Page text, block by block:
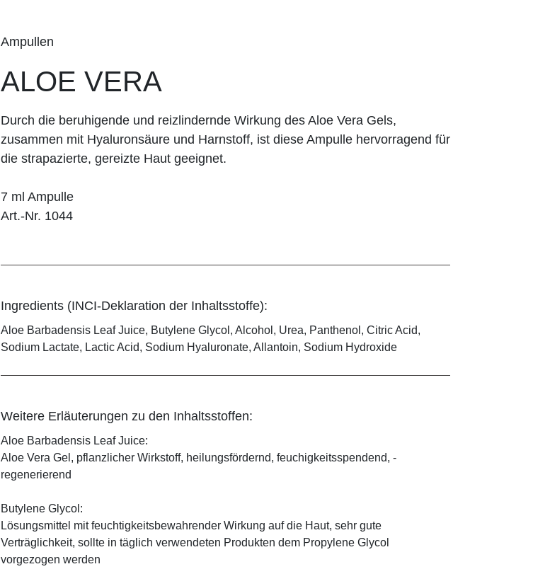
Ampullen
ALOE VERA
Durch die beruhigende und reizlindernde Wirkung des Aloe Vera Gels,
zusammen mit Hyaluronsäure und Harn­stoff, ist diese Ampulle hervorragend für
die strapazierte, gereizte Haut geeignet.
7 ml Ampulle
Art.-Nr. 1044
Ingredients (INCI-Deklaration der Inhaltsstoffe):
Aloe Barbadensis Leaf Juice, Butylene Glycol, Alcohol, Urea, Panthenol, Citric Acid,
Sodium Lactate, Lactic Acid, Sodium Hyaluronate, Allantoin, Sodium Hydroxide
Weitere Erläuterungen zu den Inhaltsstoffen:
Aloe Barbadensis Leaf Juice:
Aloe Vera Gel, pflanzlicher Wirkstoff, ­heilungsfördernd, feuchigkeitsspendend, ­
regenerierend
Butylene Glycol:
Lösungsmittel mit feuchtigkeitsbewahrender Wirkung auf die Haut, sehr gute
Verträglichkeit, sollte in täglich verwendeten Produkten dem Propylene Glycol
vorgezogen werden